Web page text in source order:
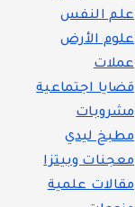
علم النفس
علوم الأرض
عملات
قضايا اجتماعية
مشروبات
مطبخ ليدي
معجنات وبيتزا
مقالات علمية